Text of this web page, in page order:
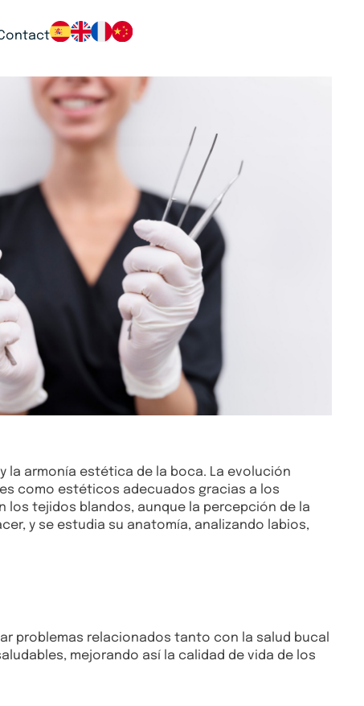
la armonía estética de la boca. La evolución
como estéticos adecuados gracias a los
tejidos blandos, aunque la percepción de la
y se estudia su anatomía, analizando labios,
problemas relacionados tanto con la salud bucal
mejorando así la calidad de vida de los